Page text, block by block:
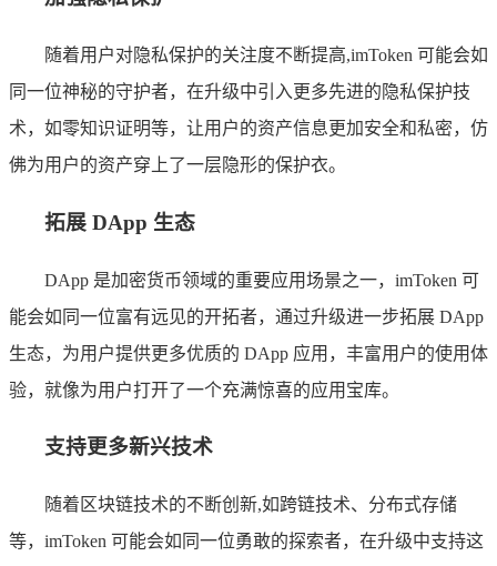
随着用户对隐私保护的关注度不断提高,imToken 可能会如
同一位神秘的守护者，在升级中引入更多先进的隐私保护技
术，如零知识证明等，让用户的资产信息更加安全和私密，仿
佛为用户的资产穿上了一层隐形的保护衣。
拓展 DApp 生态
DApp 是加密货币领域的重要应用场景之一，imToken 可
能会如同一位富有远见的开拓者，通过升级进一步拓展 DApp
生态，为用户提供更多优质的 DApp 应用，丰富用户的使用体
验，就像为用户打开了一个充满惊喜的应用宝库。
支持更多新兴技术
随着区块链技术的不断创新,如跨链技术、分布式存储
等，imToken 可能会如同一位勇敢的探索者，在升级中支持这